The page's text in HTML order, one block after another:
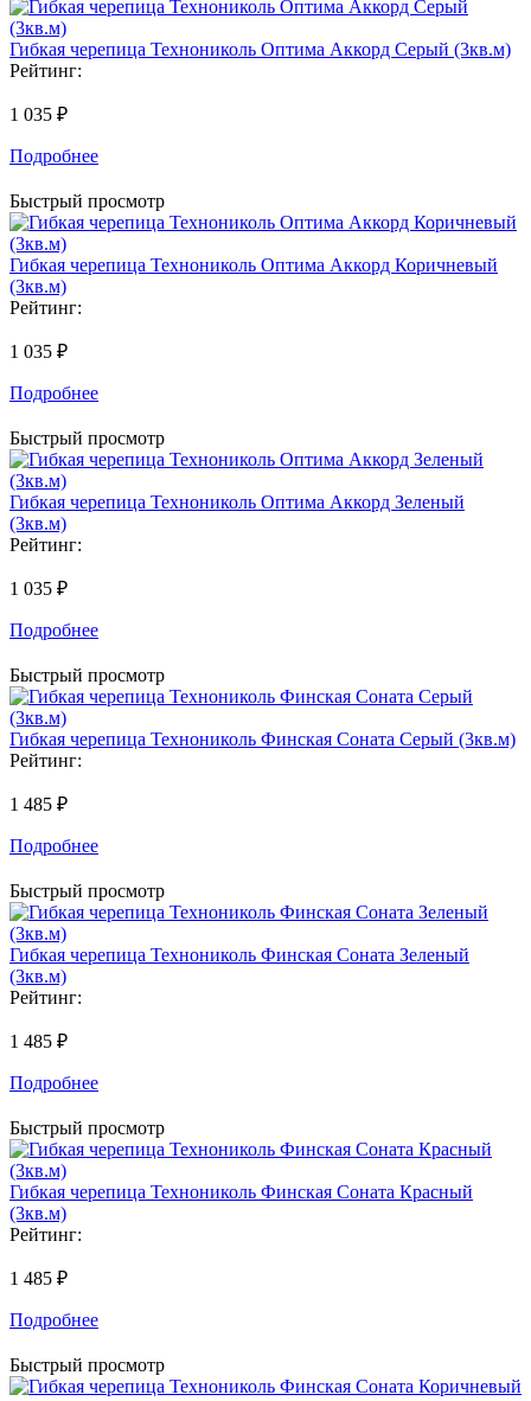
Гибкая черепица Технониколь Оптима Аккорд Серый (3кв.м)
Рейтинг:
1 035 ₽
Подробнее
Быстрый просмотр
Гибкая черепица Технониколь Оптима Аккорд Коричневый
(3кв.м)
Рейтинг:
1 035 ₽
Подробнее
Быстрый просмотр
Гибкая черепица Технониколь Оптима Аккорд Зеленый
(3кв.м)
Рейтинг:
1 035 ₽
Подробнее
Быстрый просмотр
Гибкая черепица Технониколь Финская Соната Серый (3кв.м)
Рейтинг:
1 485 ₽
Подробнее
Быстрый просмотр
Гибкая черепица Технониколь Финская Соната Зеленый
(3кв.м)
Рейтинг:
1 485 ₽
Подробнее
Быстрый просмотр
Гибкая черепица Технониколь Финская Соната Красный
(3кв.м)
Рейтинг:
1 485 ₽
Подробнее
Быстрый просмотр